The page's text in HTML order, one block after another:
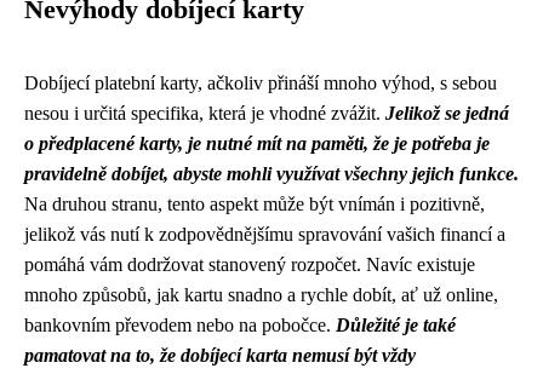
Nevýhody dobíjecí karty
Dobíjecí platební karty, ačkoliv přináší mnoho výhod, s sebou
nesou i určitá specifika, která je vhodné zvážit. Jelikož se jedná
o předplacené karty, je nutné mít na paměti, že je potřeba je
pravidelně dobíjet, abyste mohli využívat všechny jejich funkce.
Na druhou stranu, tento aspekt může být vnímán i pozitivně,
jelikož vás nutí k zodpovědnějšímu spravování vašich financí a
pomáhá vám dodržovat stanovený rozpočet. Navíc existuje
mnoho způsobů, jak kartu snadno a rychle dobít, ať už online,
bankovním převodem nebo na pobočce. Důležité je také
pamatovat na to, že dobíjecí karta nemusí být vždy